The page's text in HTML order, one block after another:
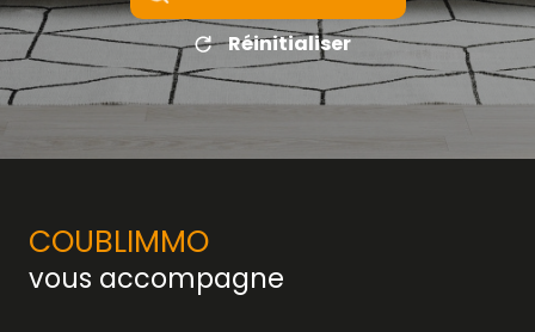
Réinitialiser
COUBLIMMO
vous accompagne